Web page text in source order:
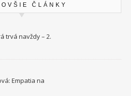
ČLÁNKY
trvá navždy – 2.
Empatia na